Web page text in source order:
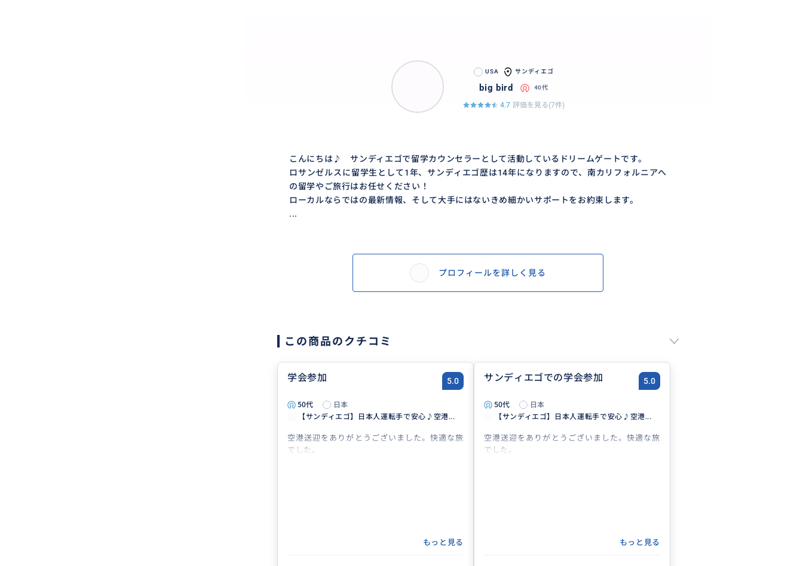
USA サンディエゴ
big bird 40代
4.7 評価を見る(7件)
こんにちは♪ サンディエゴで留学カウンセラーとして活動しているドリームゲートです。
ロサンゼルスに留学生として1年、サンディエゴ歴は14年になりますので、南カリフォルニアへ
の留学やご旅行はお任せください！
ローカルならではの最新情報、そして大手にはないきめ細かいサポートをお約束します。
...
プロフィールを詳しく見る
この商品のクチコミ
学会参加 5.0
50代
日本
【サンディエゴ】日本人運転手で安心♪空港...
空港送迎をありがとうございました。快適な旅
でした。
もっと見る
サンディエゴでの学会参加 5.0
50代
日本
【サンディエゴ】日本人運転手で安心♪空港...
空港送迎をありがとうございました。快適な旅
でした。
もっと見る